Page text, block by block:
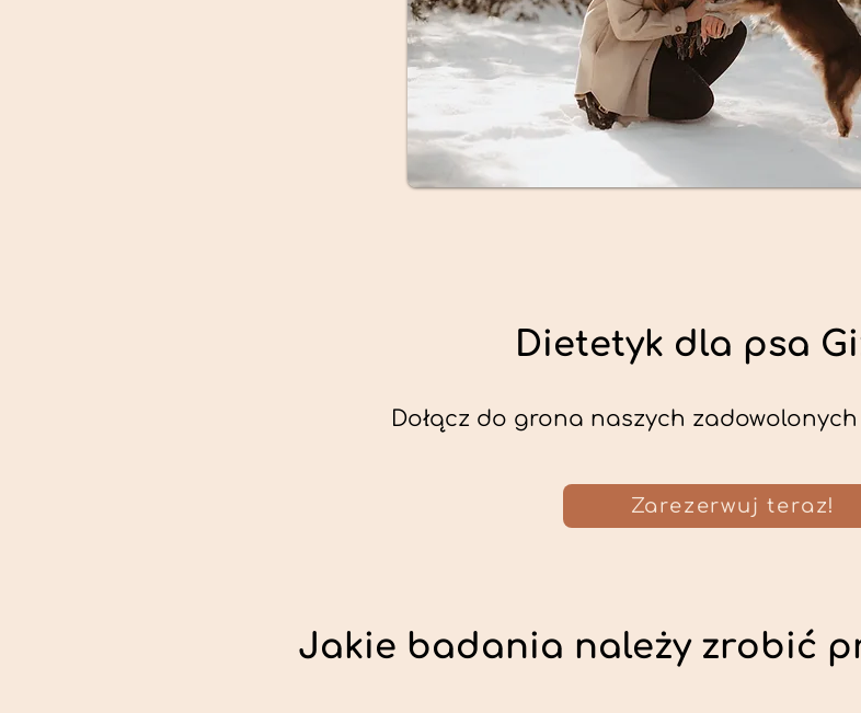
Dietetyk dla psa
Dołącz do grona naszych
Zarezerwuj teraz!
Jakie badania należy zrobić